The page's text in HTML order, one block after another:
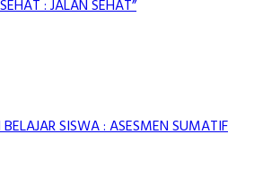
: JALAN SEHAT”
SISWA : ASESMEN SUMATIF